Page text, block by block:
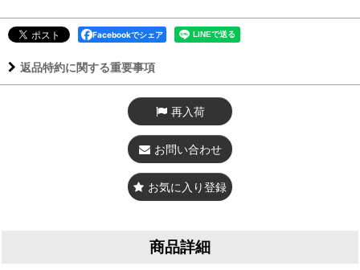
Facebookでシェア
返品特約に関する重要事項
再入荷
お問い合わせ
お気に入り登録
商品詳細